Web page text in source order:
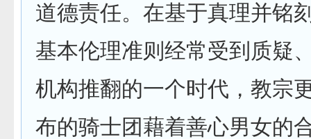
道德责任。在基于真理并铭
基本伦理准则经常受到质疑
机构推翻的一个时代，教宗
布的骑士团藉着善心男女的